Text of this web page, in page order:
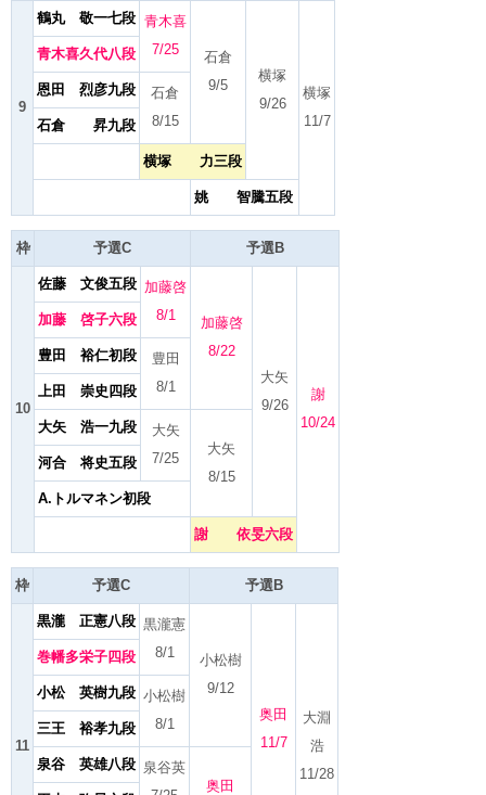
9
鶴丸 敬一七段 青木喜
7/25
石倉
9/5
横塚
9/26
横塚
11/7
青木喜久代八段
恩田 烈彦九段
石倉
8/15
石倉 昇九段
横塚 力三段
姚 智騰五段
枠 予選C 予選B
10
佐藤 文俊五段 加藤啓
8/1
加藤啓
8/22
大矢
9/26
謝
10/24
加藤 啓子六段
豊田 裕仁初段
豊田
8/1
上田 崇史四段
大矢 浩一九段
大矢
7/25
大矢
8/15
河合 将史五段
A.トルマネン初段
謝 依旻六段
枠 予選C 予選B
11
黒瀧 正憲八段 黒瀧憲
8/1
小松樹
9/12
奥田
11/7
大淵
浩
11/28
巻幡多栄子四段
小松 英樹九段 小松樹
8/1
三王 裕孝九段
泉谷 英雄八段 泉谷英
奥田